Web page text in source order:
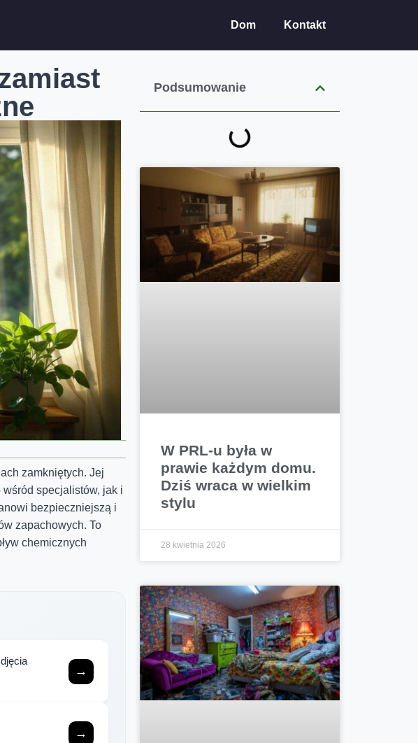
Dom Kontakt
Podsumowanie
W PRL-u była w
prawie każdym domu.
Dziś wraca w wielkim
stylu
28 kwietnia 2026
zamkniętych. Jej
specjalistów, jak i
bezpieczniejszą i
zapachowych. To
chemicznych
→
→